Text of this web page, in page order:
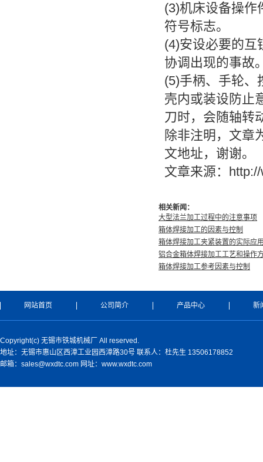
(3)机床设备操作
符号标志。
(4)安设必要的互
协调出现的事故
(5)手柄、手轮、
壳内或装设防止
刀时，会随轴转
除非注明，文章
文地址，谢谢。
文章来源：
相关新闻：
大型法兰加工过程中的注意事项
箱体焊接加工的因素与控制
箱体焊接加工夹紧装置的实际应
铝合金箱体焊接加工工艺和操作
箱体焊接加工参考因素与控制
网站首页 公司简介 产品中心 新
Copyright(c) 无锡市铁城机械厂 All reserved.
地址：无锡市惠山区西漳工业园西漳路30号 联系人：杜先生 13506178852
邮箱：sales@wxdtc.com 网址：www.wxdtc.com